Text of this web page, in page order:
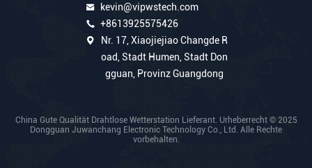
kevin@vipwstech.com
+8613925575426
Nr. 17, Xiaojiejiao Changde R
oad, Stadt Humen, Stadt Don
gguan, Provinz Guangdong
China Gute Qualität Drahtlose Wetterstation Lieferant. Urheberrecht © 2025
Dongguan Juwanchang Electronic Technology Co., Ltd. Alle Rechte
vorbehalten.